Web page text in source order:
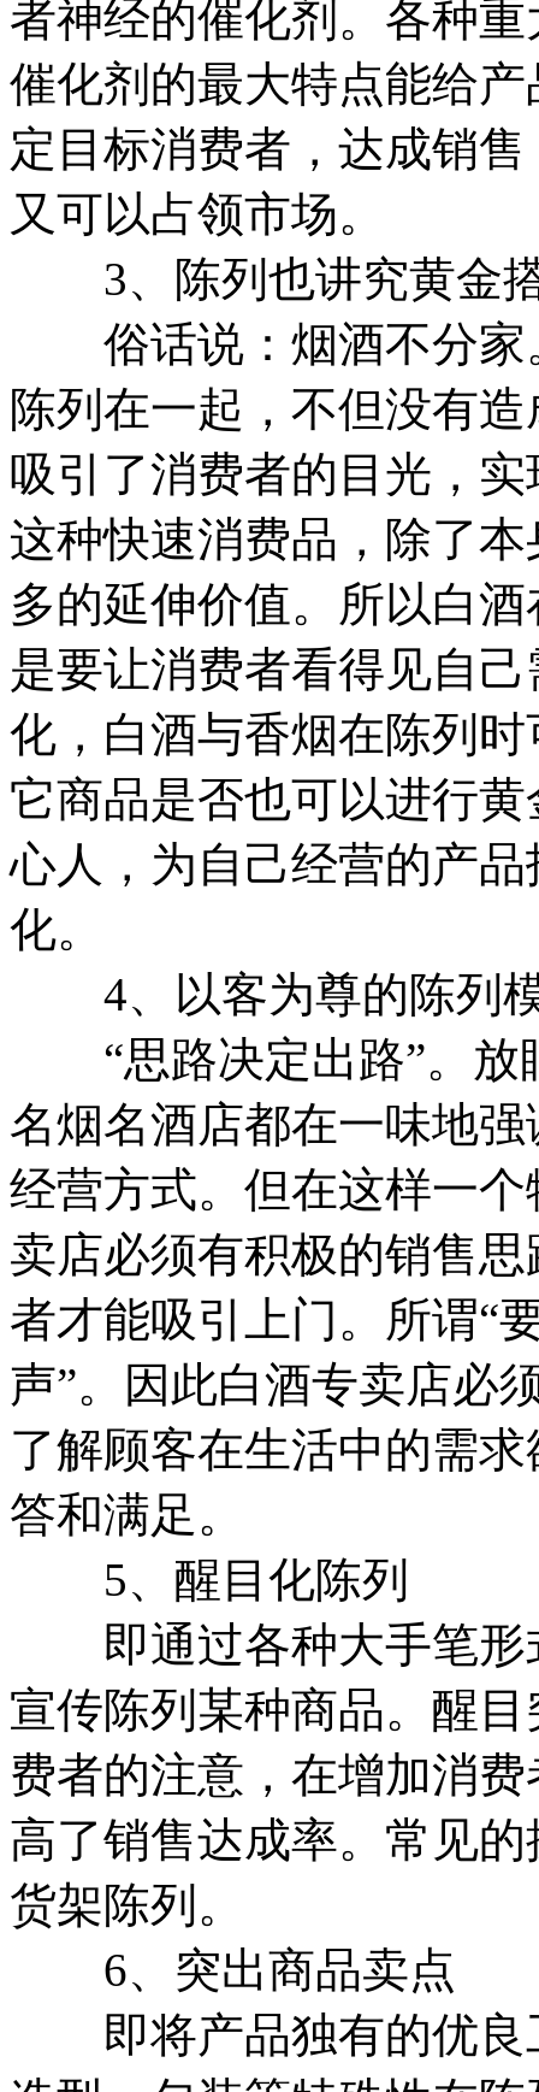
者神经的催化剂。各种
催化剂的最大特点能给
定目标消费者，达成销
又可以占领市场。
3、陈列也讲究黄金
俗话说：烟酒不分家
陈列在一起，不但没有
吸引了消费者的目光，
这种快速消费品，除了
多的延伸价值。所以白
是要让消费者看得见自
化，白酒与香烟在陈列
它商品是否也可以进行
心人，为自己经营的产
化。
4、以客为尊的陈列
“思路决定出路”。放
名烟名酒店都在一味地
经营方式。但在这样一
卖店必须有积极的销售
者才能吸引上门。所谓“
声”。因此白酒专卖店必
了解顾客在生活中的需
答和满足。
5、醒目化陈列
即通过各种大手笔形
宣传陈列某种商品。醒
费者的注意，在增加消
高了销售达成率。常见
货架陈列。
6、突出商品卖点
即将产品独有的优良